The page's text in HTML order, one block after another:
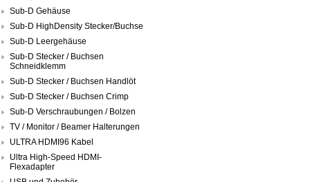
Sub-D Gehäuse
Sub-D HighDensity Stecker/Buchse
Sub-D Leergehäuse
Sub-D Stecker / Buchsen
Schneidklemm
Sub-D Stecker / Buchsen Handlöt
Sub-D Stecker / Buchsen Crimp
Sub-D Verschraubungen / Bolzen
TV / Monitor / Beamer Halterungen
ULTRA HDMI96 Kabel
Ultra High-Speed HDMI-
Flexadapter